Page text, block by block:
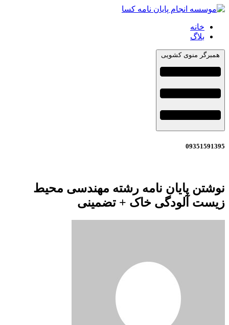
خانه
بلاگ
همبرگر منوی کشویی
09351591395
نوشتن پایان نامه رشته مهندسی محیط
زیست آلودگی خاک + تضمینی